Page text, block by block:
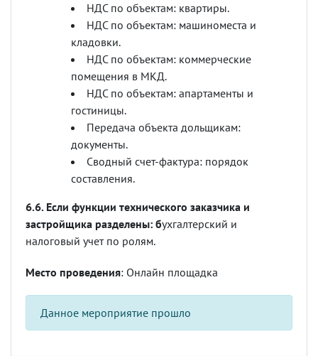
НДС по объектам: квартиры.
НДС по объектам: машиноместа и
кладовки.
НДС по объектам: коммерческие
помещения в МКД.
НДС по объектам: апартаменты и
гостиницы.
Передача объекта дольщикам:
документы.
Сводный счет-фактура: порядок
составления.
6.6. Если функции технического заказчика и
застройщика разделены: бухгалтерский и
налоговый учет по ролям.
Место проведения: Онлайн площадка
Данное мероприятие прошло